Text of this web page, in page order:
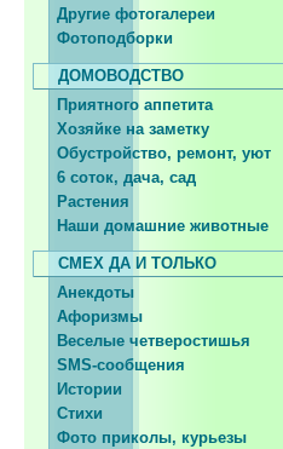
Другие фотогалереи
Фотоподборки
ДОМОВОДСТВО
Приятного аппетита
Хозяйке на заметку
Обустройство, ремонт, уют
6 соток, дача, сад
Растения
Наши домашние животные
СМЕХ ДА И ТОЛЬКО
Анекдоты
Афоризмы
Веселые четверостишья
SMS-сообщения
Истории
Стихи
Фото приколы, курьезы